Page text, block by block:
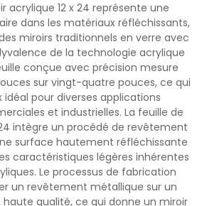
acrylique 12 x 24 représente une
dans les matériaux réfléchissants,
miroirs traditionnels en verre avec
de la technologie acrylique
conçue avec précision mesure
sur vingt-quatre pouces, ce qui
pour diverses applications
et industrielles. La feuille de
intègre un procédé de revêtement
surface hautement réfléchissante
caractéristiques légères inhérentes
Le processus de fabrication
un revêtement métallique sur un
qualité, ce qui donne un miroir